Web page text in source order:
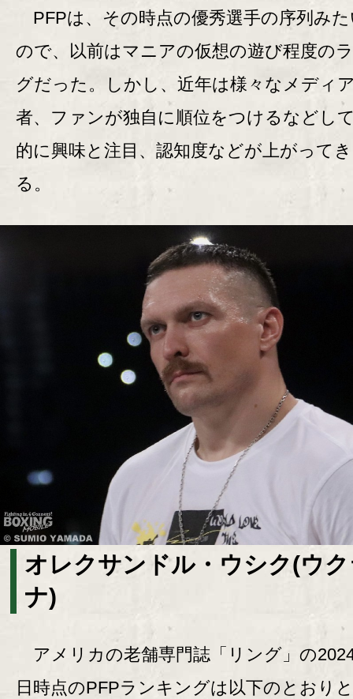
PFPは、その時点の優秀選手の序列み
ので、以前はマニアの仮想の遊び程度の
グだった。しかし、近年は様々なメディ
者、ファンが独自に順位をつけるなどし
的に興味と注目、認知度などが上がって
る。
オレクサンドル・ウシク(ウ
ナ)
アメリカの老舗専門誌「リング」の
日時点のPFPランキングは以下のとおり